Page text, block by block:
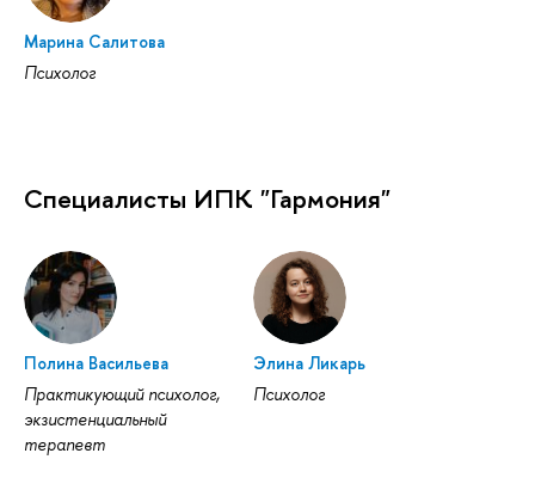
Марина Салитова
Психолог
Специалисты ИПК "Гармония"
Полина Васильева
Практикующий психолог,
экзистенциальный
терапевт
Элина Ликарь
Психолог